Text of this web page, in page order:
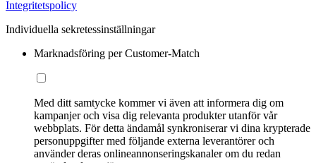
Integritetspolicy
Individuella sekretessinställningar
Marknadsföring per Customer-Match
Med ditt samtycke kommer vi även att informera dig om
kampanjer och visa dig relevanta produkter utanför vår
webbplats. För detta ändamål synkroniserar vi dina krypterade
personuppgifter med följande externa leverantörer och
använder deras onlineannonseringskanaler om du redan